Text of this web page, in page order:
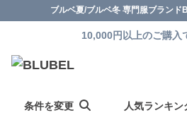
ブルベ夏/ブルベ冬 専門服ブランド
10,000円以上のご購入
条件を変更 人気ランキン